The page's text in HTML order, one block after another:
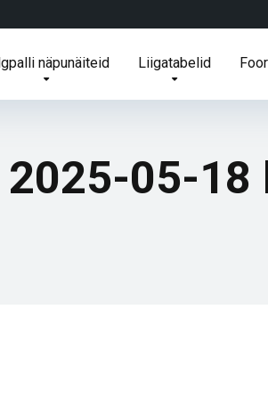
näpunäiteid Liigatabelid
05-